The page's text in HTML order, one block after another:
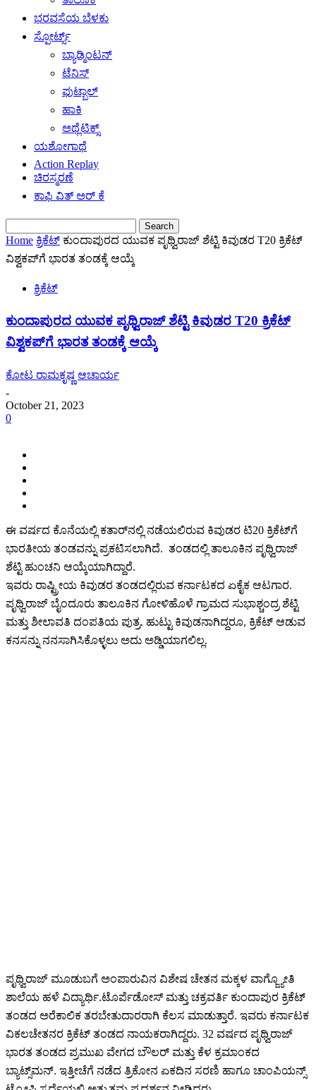
ಭರವಸೆಯ ಬೆಳಕು
ಸ್ಪೋರ್ಟ್ಸ್
ಬ್ಯಾಡ್ಮಿಂಟನ್
ಟೆನಿಸ್
ಫುಟ್ಬಾಲ್
ಹಾಕಿ
ಅಥ್ಲೆಟಿಕ್ಸ್
ಯಶೋಗಾಥೆ
Action Replay
ಚಿರಸ್ಮರಣೆ
ಕಾಫಿ ವಿತ್ ಅರ್ ಕೆ
Home ಕ್ರಿಕೆಟ್ ಕುಂದಾಪುರದ ಯುವಕ ಪೃಥ್ವಿರಾಜ್ ಶೆಟ್ಟಿ ಕಿವುಡರ T20 ಕ್ರಿಕೆಟ್
ವಿಶ್ವಕಪ್‌ಗೆ ಭಾರತ ತಂಡಕ್ಕೆ ಆಯ್ಕೆ
ಕ್ರಿಕೆಟ್
ಕುಂದಾಪುರದ ಯುವಕ ಪೃಥ್ವಿರಾಜ್ ಶೆಟ್ಟಿ ಕಿವುಡರ T20 ಕ್ರಿಕೆಟ್
ವಿಶ್ವಕಪ್‌ಗೆ ಭಾರತ ತಂಡಕ್ಕೆ ಆಯ್ಕೆ
ಕೋಟ ರಾಮಕೃಷ್ಣ ಆಚಾರ್ಯ
-
October 21, 2023
0
ಈ ವರ್ಷದ ಕೊನೆಯಲ್ಲಿ ಕತಾರ್‌ನಲ್ಲಿ ನಡೆಯಲಿರುವ ಕಿವುಡರ ಟಿ20 ಕ್ರಿಕೆಟ್‌ಗೆ
ಭಾರತೀಯ ತಂಡವನ್ನು ಪ್ರಕಟಿಸಲಾಗಿದೆ. ತಂಡದಲ್ಲಿ ತಾಲೂಕಿನ ಪೃಥ್ವಿರಾಜ್
ಶೆಟ್ಟಿ ಹುಂಚನಿ ಆಯ್ಕೆಯಾಗಿದ್ದಾರೆ.
ಇವರು ರಾಷ್ಟ್ರೀಯ ಕಿವುಡರ ತಂಡದಲ್ಲಿರುವ ಕರ್ನಾಟಕದ ಏಕೈಕ ಆಟಗಾರ.
ಪೃಥ್ವಿರಾಜ್ ಬೈಂದೂರು ತಾಲೂಕಿನ ಗೋಳಿಹೊಳೆ ಗ್ರಾಮದ ಸುಭಾಶ್ಚಂದ್ರ ಶೆಟ್ಟಿ
ಮತ್ತು ಶೀಲಾವತಿ ದಂಪತಿಯ ಪುತ್ರ. ಹುಟ್ಟು ಕಿವುಡನಾಗಿದ್ದರೂ, ಕ್ರಿಕೆಟ್ ಆಡುವ
ಕನಸನ್ನು ನನಸಾಗಿಸಿಕೊಳ್ಳಲು ಅದು ಅಡ್ಡಿಯಾಗಲಿಲ್ಲ.
ಪೃಥ್ವಿರಾಜ್ ಮೂಡುಬಗೆ ಅಂಪಾರುವಿನ ವಿಶೇಷ ಚೇತನ ಮಕ್ಕಳ ವಾಗ್ಜ್ಯೋತಿ
ಶಾಲೆಯ ಹಳೆ ವಿದ್ಯಾರ್ಥಿ.ಟೊರ್ಪೆಡೋಸ್ ಮತ್ತು ಚಕ್ರವರ್ತಿ ಕುಂದಾಪುರ ಕ್ರಿಕೆಟ್
ತಂಡದ ಅರೆಕಾಲಿಕ ತರಬೇತುದಾರರಾಗಿ ಕೆಲಸ ಮಾಡುತ್ತಾರೆ. ಇವರು ಕರ್ನಾಟಕ
ವಿಕಲಚೇತನರ ಕ್ರಿಕೆಟ್ ತಂಡದ ನಾಯಕರಾಗಿದ್ದರು. 32 ವರ್ಷದ ಪೃಥ್ವಿರಾಜ್
ಭಾರತ ತಂಡದ ಪ್ರಮುಖ ವೇಗದ ಬೌಲರ್ ಮತ್ತು ಕೆಳ ಕ್ರಮಾಂಕದ
ಬ್ಯಾಟ್ಸ್‌ಮನ್. ಇತ್ತೀಚೆಗೆ ನಡೆದ ತ್ರಿಕೋನ ಏಕದಿನ ಸರಣಿ ಹಾಗೂ ಚಾಂಪಿಯನ್ಸ್